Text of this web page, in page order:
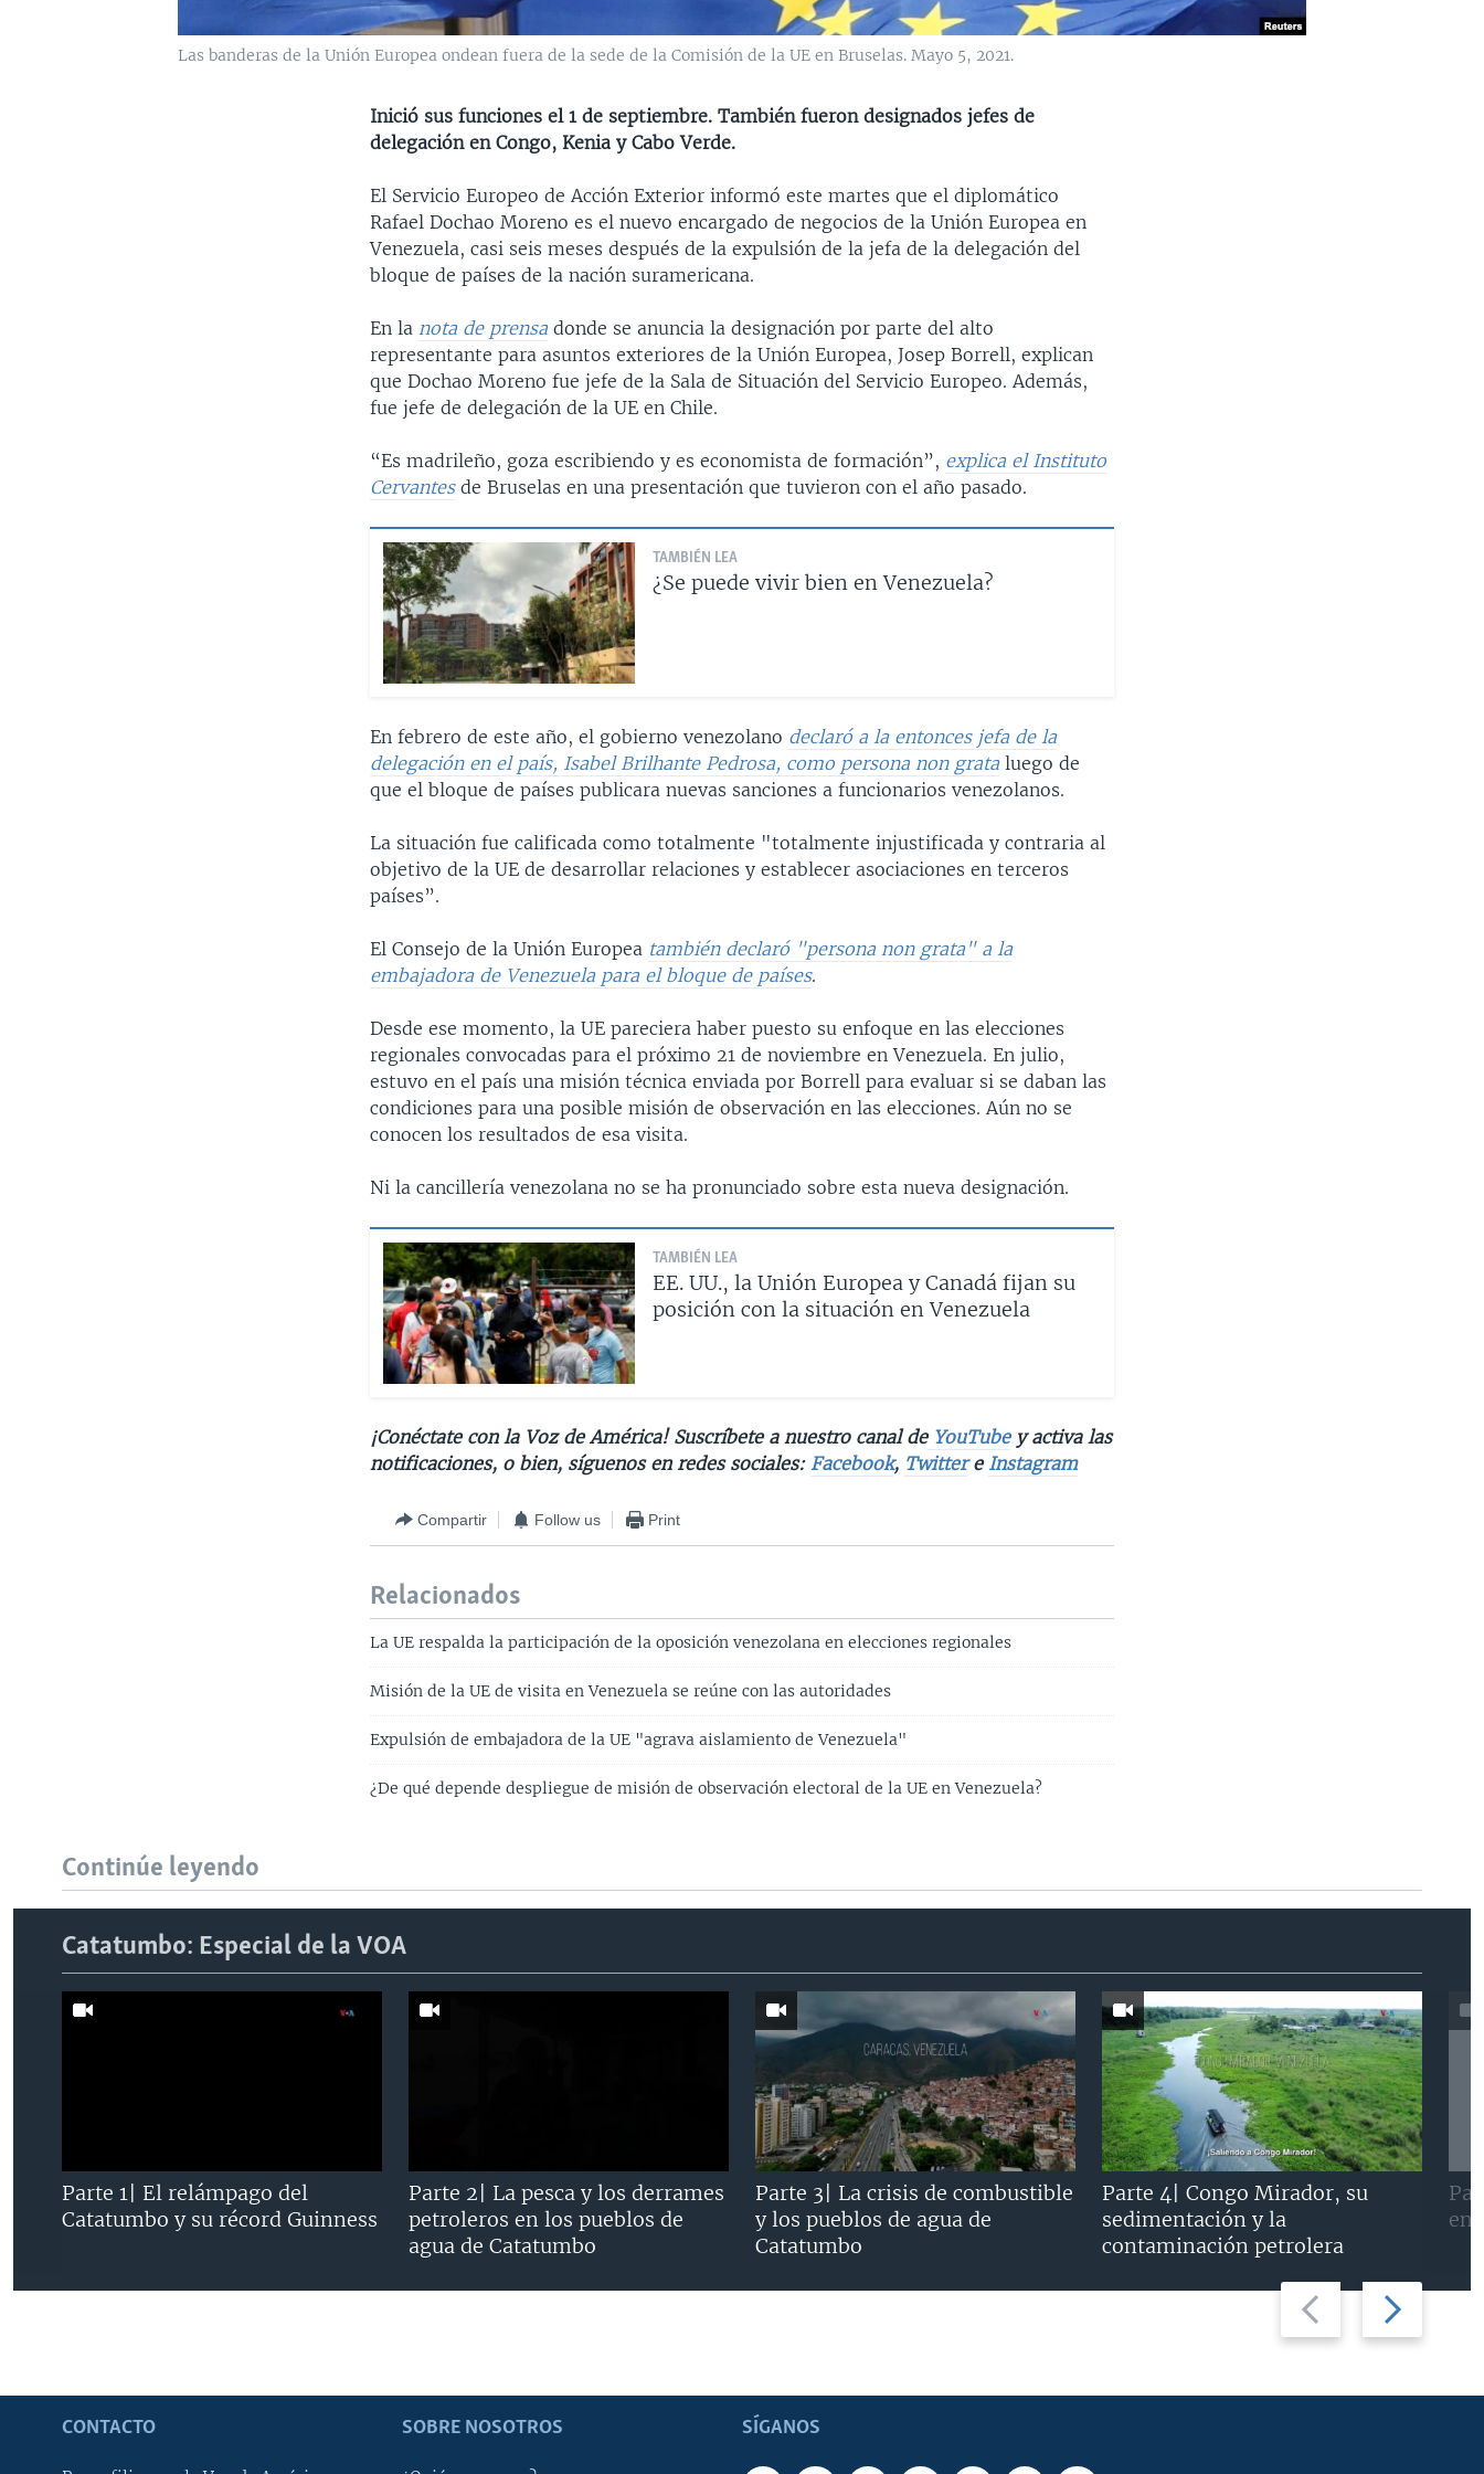
Las banderas de la Unión Europea ondean fuera de la sede de la Comisión de la UE en Bruselas. Mayo 5, 2021.
Inició sus funciones el 1 de septiembre. También fueron designados jefes de
delegación en Congo, Kenia y Cabo Verde.
El Servicio Europeo de Acción Exterior informó este martes que el diplomático
Rafael Dochao Moreno es el nuevo encargado de negocios de la Unión Europea en
Venezuela, casi seis meses después de la expulsión de la jefa de la delegación del
bloque de países de la nación suramericana.
En lanota de prensa donde se anuncia la designación por parte del alto
representante para asuntos exteriores de la Unión Europea, Josep Borrell, explican
que Dochao Moreno fue jefe de la Sala de Situación del Servicio Europeo. Además,
fue jefe de delegación de la UE en Chile.
“Es madrileño, goza escribiendo y es economista de formación”, explica el Instituto
Cervantesde Bruselas en una presentación que tuvieron con el año pasado.
TAMBIÉN LEA
¿Se puede vivir bien en Venezuela?
En febrero de este año, el gobierno venezolano declaró a la entonces jefa de la
delegación en el país, Isabel Brilhante Pedrosa, como persona non grata luego de
que el bloque de países publicara nuevas sanciones a funcionarios venezolanos.
La situación fue calificada como totalmente "totalmente injustificada y contraria al
objetivo de la UE de desarrollar relaciones y establecer asociaciones en terceros
países”.
El Consejo de la Unión Europea también declaró "persona non grata" a la
embajadora de Venezuela para el bloque de países.
Desde ese momento, la UE pareciera haber puesto su enfoque en las elecciones
regionales convocadas para el próximo 21 de noviembre en Venezuela. En julio,
estuvo en el país una misión técnica enviada por Borrell para evaluar si se daban las
condiciones para una posible misión de observación en las elecciones. Aún no se
conocen los resultados de esa visita.
Ni la cancillería venezolana no se ha pronunciado sobre esta nueva designación.
TAMBIÉN LEA
EE. UU., la Unión Europea y Canadá fijan su
posición con la situación en Venezuela
¡Conéctate con la Voz de América! Suscríbete a nuestro canal deYouTubey activa las
notificaciones, o bien, síguenos en redes sociales: Facebook, Twittere Instagram
Compartir Follow us Print
Relacionados
La UE respalda la participación de la oposición venezolana en elecciones regionales
Misión de la UE de visita en Venezuela se reúne con las autoridades
Expulsión de embajadora de la UE "agrava aislamiento de Venezuela"
¿De qué depende despliegue de misión de observación electoral de la UE en Venezuela?
Continúe leyendo
Catatumbo: Especial de la VOA
Previous
slide
Next
slide
Parte 1| El relámpago del
Catatumbo y su récord Guinness
Parte 2| La pesca y los derrames
petroleros en los pueblos de
agua de Catatumbo
Parte 3| La crisis de combustible
y los pueblos de agua de
Catatumbo
Parte 4| Congo Mirador, su
sedimentación y la
contaminación petrolera
en
SÍGANOS
CONTACTO SOBRE NOSOTROS